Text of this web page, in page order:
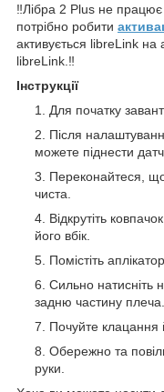
‼️Лібра 2 Plus не
потрібно робити
активується libreLink на
libreLink.‼️
Інструкції
Для початку
Після
можете піднести
Переконайтеся,
чиста.
Відкрутіть
його вбік.
Помістіть
Сильно натисніть
задню частину плеча.
Почуйте клацання
Обережно та
руки.